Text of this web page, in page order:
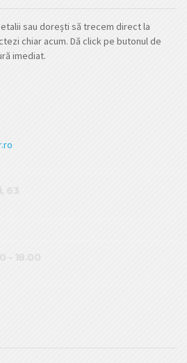
sau dorești să trecem direct la
chiar acum. Dă click pe butonul de
imediat.